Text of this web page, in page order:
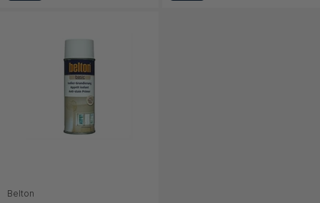
Belton